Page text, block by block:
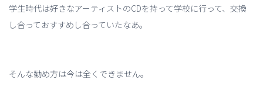
学生時代は好きなアーティストのCDを持って学校に行って、交換
し合っておすすめし合っていたなあ。
そんな勧め方は今は全くできません。